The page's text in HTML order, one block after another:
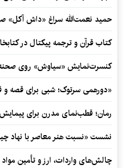
حمید نعمت‌‏الله سراغ «داش آکل»
کتاب قرآن و ترجمه پیکتال در
کنسرت‌نمایش «سیاوش» روی
«دورهمی سرتوک؛ شبی برای قصه و
رمان؛ قطب‌نمای مدرن برای
نشست «نسبت هنر معاصر با نهاد
چالش‌های واردات، ارز و تأمین مواد